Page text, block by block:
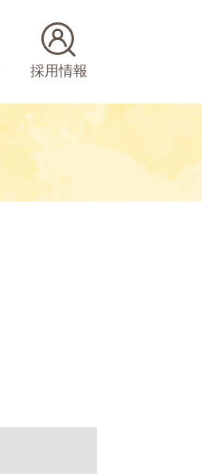
採用情報